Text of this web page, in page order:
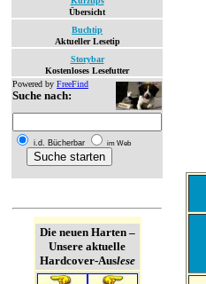
Übersicht
Buchtip
Aktueller Lesetip
Storybar
Kostenloses Lesefutter
Powered by FreeFind
Suche nach:
i.d. Bücherbar im Web
Die neuen Harten –
Unsere aktuelle
Hardcover-Auslese